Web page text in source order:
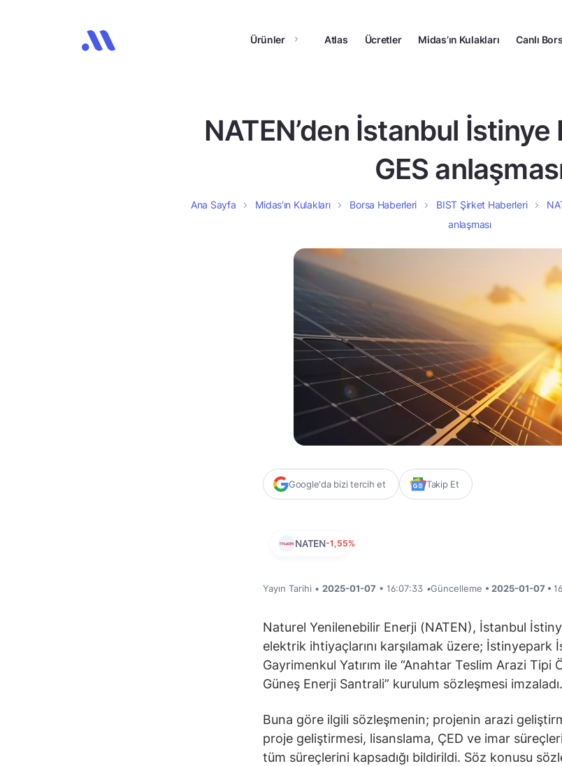
Ürünler Atlas Ücretler Midas’ın Kulakları Canlı
NATEN’den İstanbul
GES
Ana Sayfa Midas’ın Kulakları Borsa Haberleri BIST Şirket Haberleri
anlaşması
Google'da bizi tercih et Takip Et
NATEN-1,55%
Yayın Tarihi • 2025-01-07 • 16:07:33 •Güncelleme • 2025-01-07 •
Naturel Yenilenebilir Enerji (NATEN), İstanbul
elektrik ihtiyaçlarını karşılamak üzere; İstinyepark
Gayrimenkul Yatırım ile “Anahtar Teslim Arazi Tipi
Güneş Enerji Santrali” kurulum sözleşmesi imzaladı.
Buna göre ilgili sözleşmenin; projenin arazi
proje geliştirmesi, lisanslama, ÇED ve imar
tüm süreçlerini kapsadığı bildirildi. Söz konusu